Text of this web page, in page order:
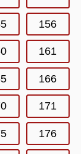
156
161
166
171
176